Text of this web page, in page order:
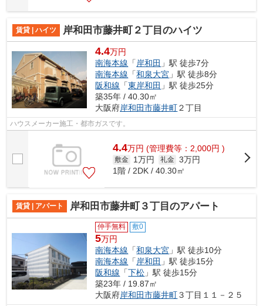
賃貸 | ハイツ 岸和田市藤井町２丁目のハイツ
4.4万円
南海本線 「岸和田 」駅 徒歩7分
南海本線 「和泉大宮 」駅 徒歩8分
阪和線 「東岸和田 」駅 徒歩25分
築35年 / 40.30㎡
大阪府岸和田市藤井町２丁目
ハウスメーカー施工・都市ガスです。
4.4万円 (管理費等：2,000円 )
敷金 1万円 礼金 3万円
1階 / 2DK / 40.30㎡
賃貸 | アパート 岸和田市藤井町３丁目のアパート
仲手無料 敷0
5万円
南海本線 「和泉大宮 」駅 徒歩10分
南海本線 「岸和田 」駅 徒歩15分
阪和線 「下松 」駅 徒歩15分
築23年 / 19.87㎡
大阪府岸和田市藤井町３丁目１１－２５